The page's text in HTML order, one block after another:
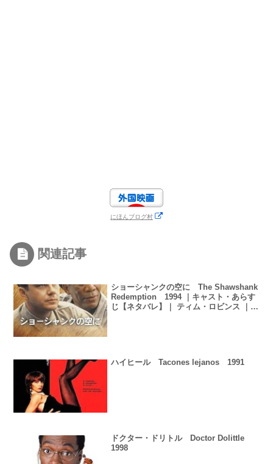
にほんブログ村
関連記事
ショーシャンクの空に The Shawshank
Redemption 1994 ｜キャスト・あらす
じ【ネタバレ】｜ ティム・ロビンス ｜
ハイヒール Tacones lejanos 1991
ドクター・ドリトル Doctor Dolittle
1998